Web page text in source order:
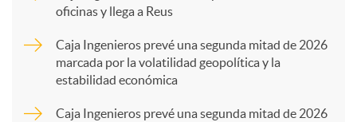
a
oficinas y llega a Reus
Caja Ingenieros prevé una segunda mitad de 2026
marcada por la volatilidad geopolítica y la
estabilidad económica
Caja Ingenieros prevé una segunda mitad de 2026